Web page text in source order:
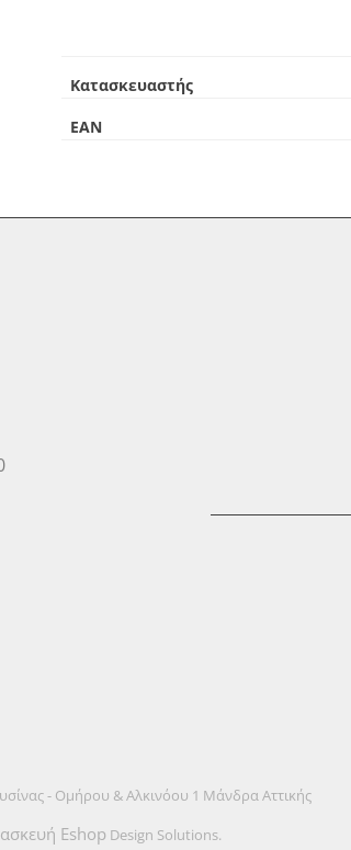
Κατασκευαστής
EAN
- Ομήρου & Αλκινόου 1 Μάνδρα Αττικής
Eshop Design Solutions.